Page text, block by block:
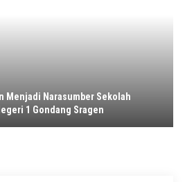
Menjadi Narasumber Sekolah
1 Gondang Sragen